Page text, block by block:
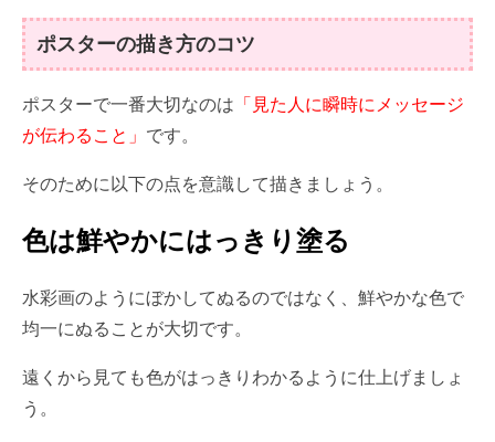
ポスターの描き方のコツ
ポスターで一番大切なのは 「見た人に瞬時にメッセージ
が伝わること」 です。
そのために以下の点を意識して描きましょう。
色は鮮やかにはっきり塗る
水彩画のようにぼかしてぬるのではなく、鮮やかな色で
均一にぬることが大切です。
遠くから見ても色がはっきりわかるように仕上げましょ
う。